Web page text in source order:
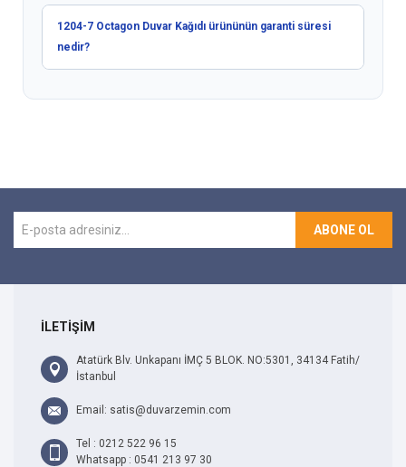
1204-7 Octagon Duvar Kağıdı ürününün garanti süresi
nedir?
ABONE OL
İLETİŞİM
Atatürk Blv. Unkapanı İMÇ 5 BLOK. NO:5301, 34134 Fatih/
İstanbul
Email: satis@duvarzemin.com
Tel : 0212 522 96 15
Whatsapp : 0541 213 97 30